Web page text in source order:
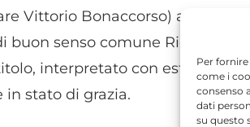
Per
come i
consenso
dati
su questo
Vittorio Bonaccorso) a cui
buon senso comune Ridolfo,
interpretato con estrema
in stato di grazia.